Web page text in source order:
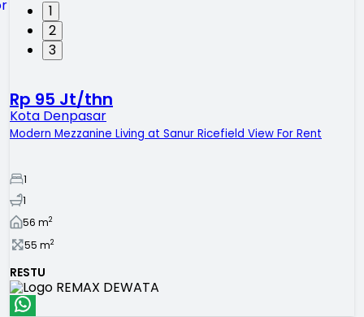
1
2
3
Rp 95 Jt/thn
Kota Denpasar
Modern Mezzanine Living at Sanur Ricefield View For Rent
1
1
56 m2
55 m2
RESTU